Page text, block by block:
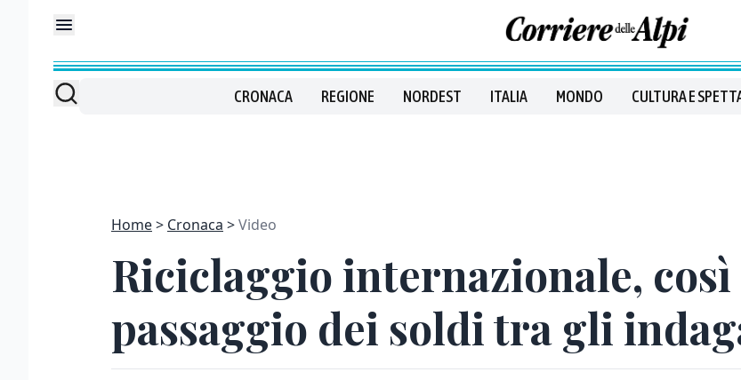
CRONACA REGIONE NORDEST ITALIA MONDO CULTURA E
Home Cronaca Video
Riciclaggio internazionale,
passaggio dei soldi tra gli